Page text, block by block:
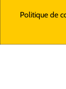
Politique de